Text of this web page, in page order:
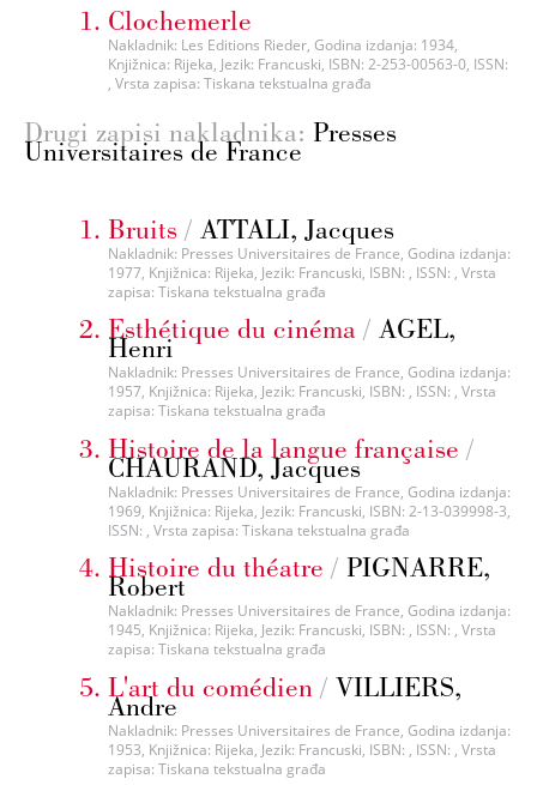
Clochemerle
Nakladnik: Les Editions Rieder, Godina izdanja: 1934,
Knjižnica: Rijeka, Jezik: Francuski, ISBN: 2-253-00563-0, ISSN:
, Vrsta zapisa: Tiskana tekstualna građa
Drugi zapisi nakladnika: Presses
Universitaires de France
Bruits / ATTALI, Jacques
Nakladnik: Presses Universitaires de France, Godina izdanja:
1977, Knjižnica: Rijeka, Jezik: Francuski, ISBN: , ISSN: , Vrsta
zapisa: Tiskana tekstualna građa
Esthétique du cinéma / AGEL,
Henri
Nakladnik: Presses Universitaires de France, Godina izdanja:
1957, Knjižnica: Rijeka, Jezik: Francuski, ISBN: , ISSN: , Vrsta
zapisa: Tiskana tekstualna građa
Histoire de la langue française /
CHAURAND, Jacques
Nakladnik: Presses Universitaires de France, Godina izdanja:
1969, Knjižnica: Rijeka, Jezik: Francuski, ISBN: 2-13-039998-3,
ISSN: , Vrsta zapisa: Tiskana tekstualna građa
Histoire du théatre / PIGNARRE,
Robert
Nakladnik: Presses Universitaires de France, Godina izdanja:
1945, Knjižnica: Rijeka, Jezik: Francuski, ISBN: , ISSN: , Vrsta
zapisa: Tiskana tekstualna građa
L'art du comédien / VILLIERS,
Andre
Nakladnik: Presses Universitaires de France, Godina izdanja:
1953, Knjižnica: Rijeka, Jezik: Francuski, ISBN: , ISSN: , Vrsta
zapisa: Tiskana tekstualna građa